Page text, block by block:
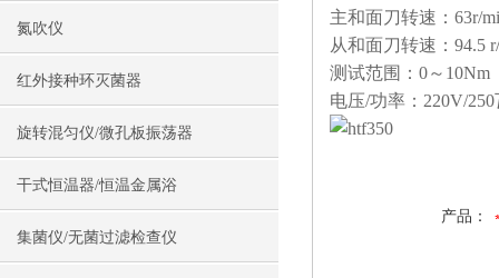
氮吹仪
红外接种环灭菌器
旋转混匀仪/微孔板振荡器
干式恒温器/恒温金属浴
集菌仪/无菌过滤检查仪
主和面刀转速：63r/
从和面刀转速：94.5
测试范围：0～10Nm
电压/功率：220V/250
产品：